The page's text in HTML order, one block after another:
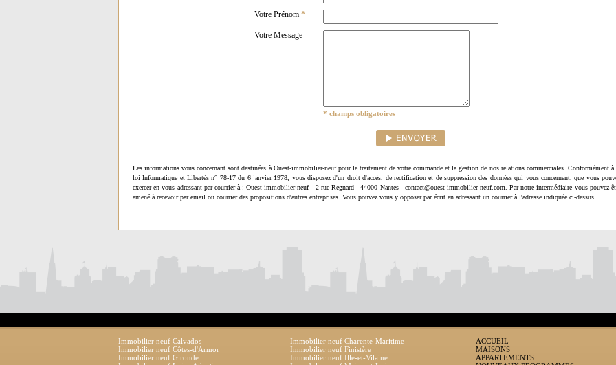
Votre Prénom *
Votre Message
* champs obligatoires
Les informations vous concernant sont destinées à Ouest-immobilier-neuf pour le traitement de votre commande et la gestion de nos relations commerciales. Conformément à
loi Informatique et Libertés n° 78-17 du 6 janvier 1978, vous disposez d'un droit d'accès, de rectification et de suppression des données qui vous concernent, que vous
exercer en vous adressant par courrier à : Ouest-immobilier-neuf - 2 rue Regnard - 44000 Nantes - contact@ouest-immobilier-neuf.com. Par notre intermédiaire vous pouvez
amené à recevoir par email ou courrier des propositions d'autres entreprises. Vous pouvez vous y opposer par écrit en adressant un courrier à l'adresse indiquée ci-dessus.
Immobilier neuf Calvados
Immobilier neuf Charente-Maritime
Immobilier neuf Côtes-d'Armor
Immobilier neuf Finistère
Immobilier neuf Gironde
Immobilier neuf Ille-et-Vilaine
ACCUEIL
MAISONS
APPARTEMENTS